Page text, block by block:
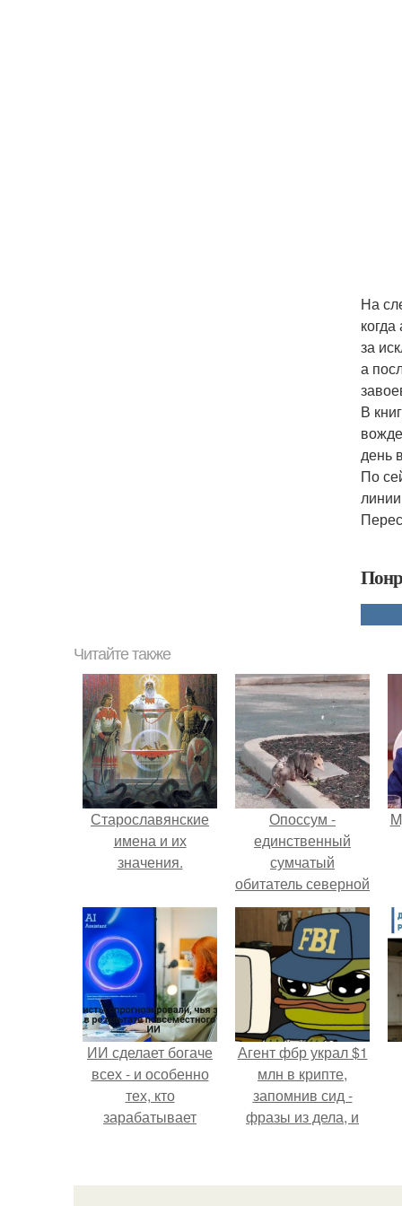
На
за
а
В
день
По
Читайте также
Старославянские
имена и их
значения.
Опоссум -
единственный
сумчатый
обитатель северной
америки.
ИИ сделает богаче
всех - и особенно
тех, кто
зарабатывает
Агент фбр украл $1
млн в крипте,
запомнив сид -
фразы из дела, и
потратить.